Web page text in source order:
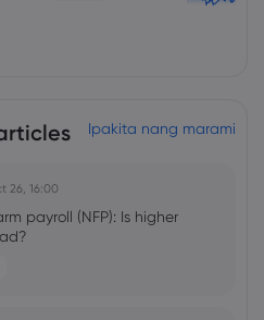
Ipakita nang marami
26, 16:00
payroll (NFP): Is higher